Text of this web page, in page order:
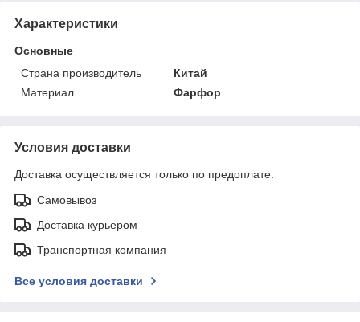
Характеристики
Основные
Страна производитель
Китай
Материал
Фарфор
Условия доставки
Доставка осуществляется только по предоплате.
Самовывоз
Доставка курьером
Транспортная компания
Все условия доставки